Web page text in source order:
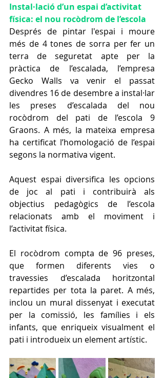
Instal·lació d’un espai d’activitat
física: el nou rocòdrom de l’escola
Després de pintar l'espai i moure
més de 4 tones de sorra per fer un
terra de seguretat apte per la
pràctica de l’escalada, l’empresa
Gecko Walls va venir el passat
divendres 16 de desembre a instal·lar
les preses d’escalada del nou
rocòdrom del pati de l’escola 9
Graons. A més, la mateixa empresa
ha certificat l’homologació de l’espai
segons la normativa vigent.
Aquest espai diversifica les opcions
de joc al pati i contribuirà als
objectius pedagògics de l’escola
relacionats amb el moviment i
l’activitat física.
El rocòdrom compta de 96 preses,
que formen diferents vies o
travessies d’escalada horitzontal
repartides per tota la paret. A més,
inclou un mural dissenyat i executat
per la comissió, les famílies i els
infants, que enriqueix visualment el
pati i introdueix un element artístic.